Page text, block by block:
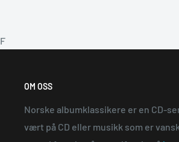
F
OM OSS
Norske albumklassikere er en CD-
vært på CD eller musikk som er